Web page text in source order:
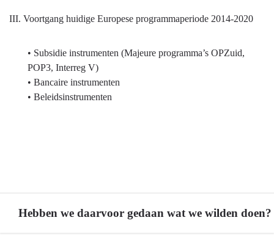
III. Voortgang huidige Europese programmaperiode 2014-2020
• Subsidie instrumenten (Majeure programma’s OPZuid,
POP3, Interreg V)
• Bancaire instrumenten
• Beleidsinstrumenten
Hebben we daarvoor gedaan wat we wilden doen?